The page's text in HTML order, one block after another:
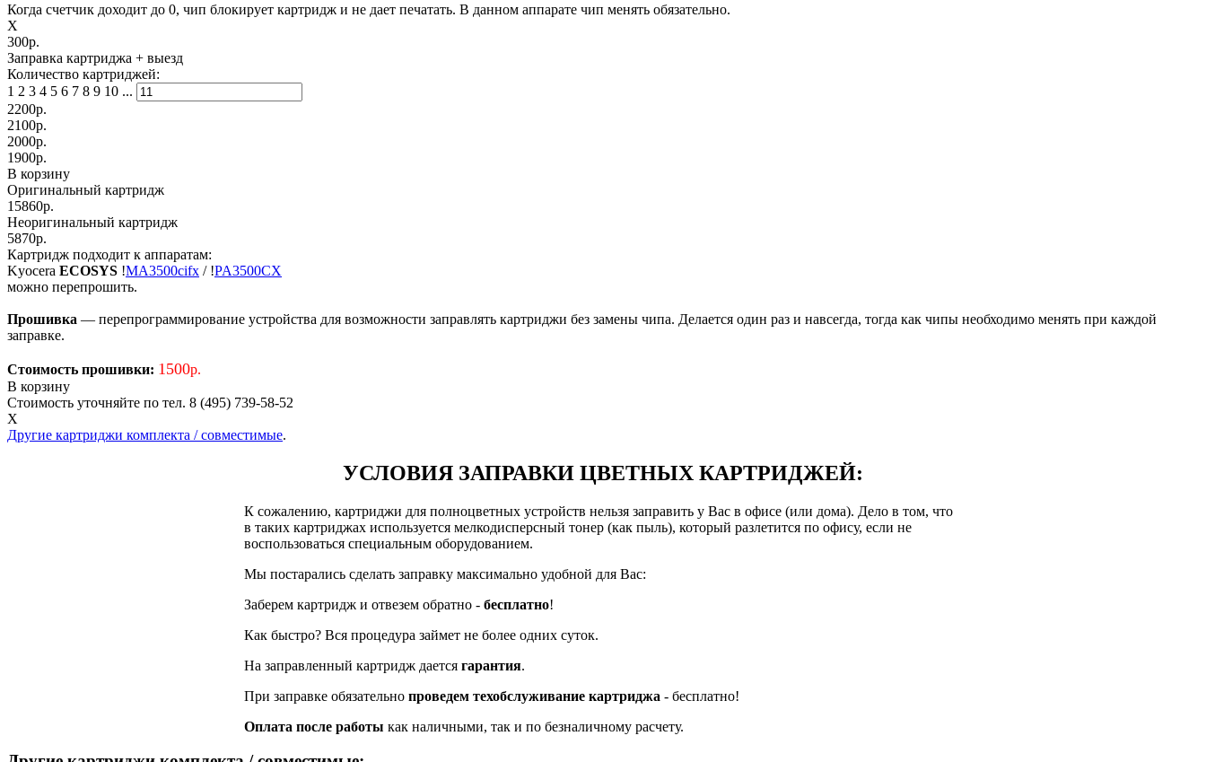
Когда счетчик доходит до 0, чип блокирует картридж и не дает печатать. В данном аппарате чип менять обязательно.
X
300р.
Заправка картриджа + выезд
Количество картриджей:
1 2 3 4 5 6 7 8 9 10 ...
2200р.
2100р.
2000р.
1900р.
В корзину
Оригинальный картридж
15860р.
Неоригинальный картридж
5870р.
Картридж подходит к аппаратам:
Kyocera ECOSYS !MA3500cifx / !PA3500CX
можно перепрошить.
Прошивка — перепрограммирование устройства для возможности заправлять картриджи без замены чипа. Делается один раз и навсегда, тогда как чипы необходимо менять при каждой
заправке.
Стоимость прошивки: 1500р.
В корзину
Стоимость уточняйте по тел. 8 (495) 739-58-52
X
Другие картриджи комплекта / совместимые.
УСЛОВИЯ ЗАПРАВКИ ЦВЕТНЫХ КАРТРИДЖЕЙ:
К сожалению, картриджи для полноцветных устройств нельзя заправить у Вас в офисе (или дома). Дело в том, что
в таких картриджах используется мелкодисперсный тонер (как пыль), который разлетится по офису, если не
воспользоваться специальным оборудованием.
Мы постарались сделать заправку максимально удобной для Вас:
Заберем картридж и отвезем обратно - бесплатно!
Как быстро? Вся процедура займет не более одних суток.
На заправленный картридж дается гарантия.
При заправке обязательно проведем техобслуживание картриджа - бесплатно!
Оплата после работы как наличными, так и по безналичному расчету.